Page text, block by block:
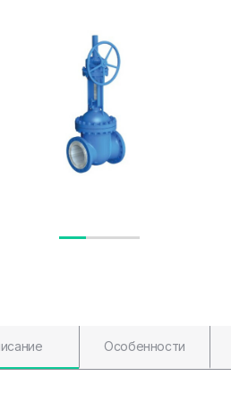
Особенности